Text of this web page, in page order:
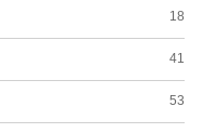
18
41
53